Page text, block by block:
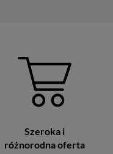
Szeroka i
różnorodna oferta